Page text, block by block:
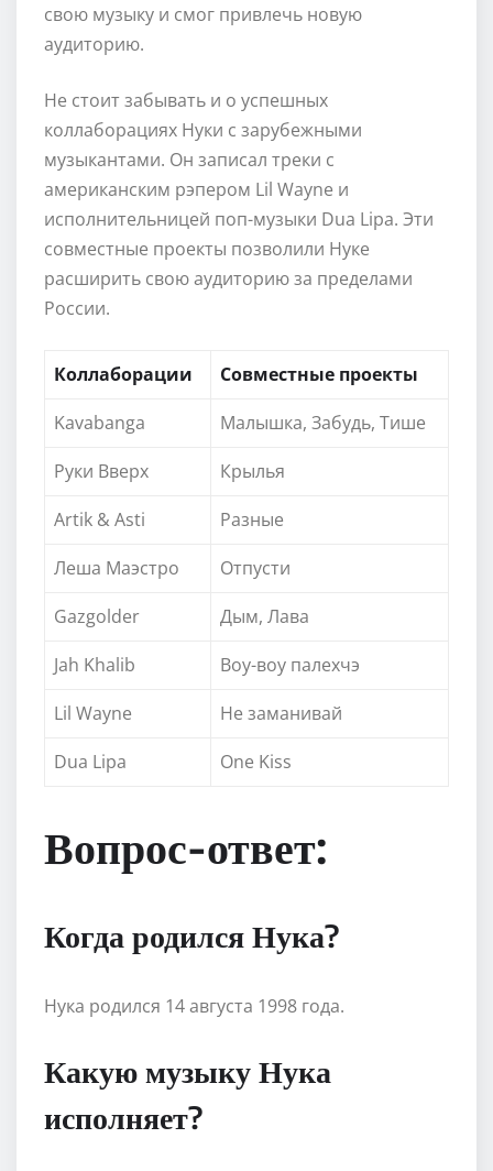
свою музыку и смог привлечь новую
аудиторию.
Не стоит забывать и о успешных
коллаборациях Нуки с зарубежными
музыкантами. Он записал треки с
американским рэпером Lil Wayne и
исполнительницей поп-музыки Dua Lipa. Эти
совместные проекты позволили Нуке
расширить свою аудиторию за пределами
России.
Коллаборации
Совместные проекты
Kavabanga
Малышка, Забудь, Тише
Руки Вверх
Крылья
Artik & Asti
Разные
Леша Маэстро
Отпусти
Gazgolder
Дым, Лава
Jah Khalib
Воу-воу палехчэ
Lil Wayne
Не заманивай
Dua Lipa
One Kiss
Вопрос-ответ:
Когда родился Нука?
Нука родился 14 августа 1998 года.
Какую музыку Нука
исполняет?